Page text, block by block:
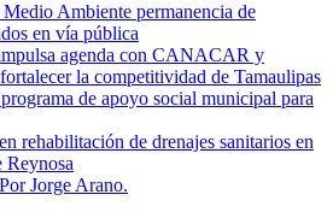
Ambiente permanencia de
en vía pública
agenda con CANACAR y
la competitividad de Tamaulipas
de apoyo social municipal para
rehabilitación de drenajes sanitarios en
Reynosa
Jorge Arano.